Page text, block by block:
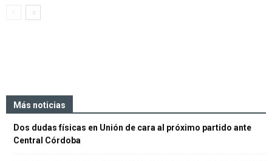
Más noticias
Dos dudas físicas en Unión de cara al próximo partido ante
Central Córdoba